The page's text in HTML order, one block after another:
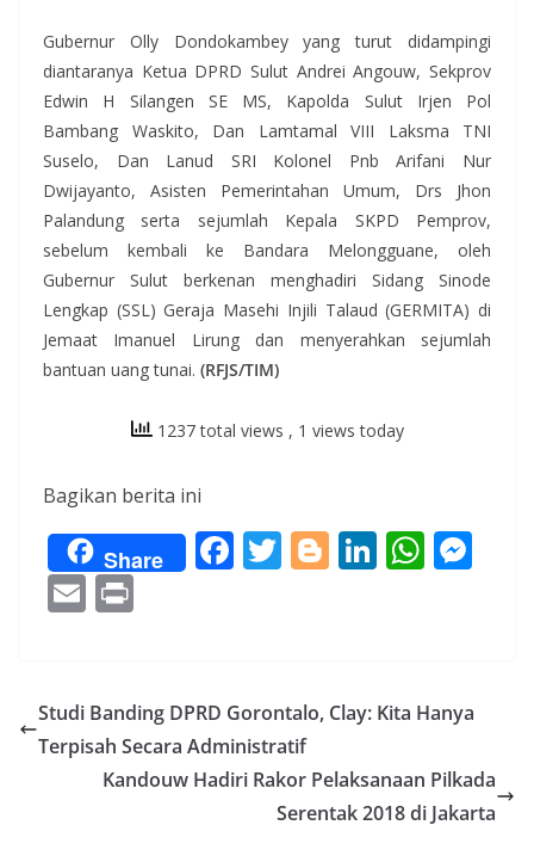
Gubernur Olly Dondokambey yang turut didampingi
diantaranya Ketua DPRD Sulut Andrei Angouw, Sekprov
Edwin H Silangen SE MS, Kapolda Sulut Irjen Pol
Bambang Waskito, Dan Lamtamal VIII Laksma TNI
Suselo, Dan Lanud SRI Kolonel Pnb Arifani Nur
Dwijayanto, Asisten Pemerintahan Umum, Drs Jhon
Palandung serta sejumlah Kepala SKPD Pemprov,
sebelum kembali ke Bandara Melongguane, oleh
Gubernur Sulut berkenan menghadiri Sidang Sinode
Lengkap (SSL) Geraja Masehi Injili Talaud (GERMITA) di
Jemaat Imanuel Lirung dan menyerahkan sejumlah
bantuan uang tunai. (RFJS/TIM)
1237 total views , 1 views today
Bagikan berita ini
Share F
o
o
k
T Bl
er
Li
dI
W
A
p
n
er
E
l
Studi Banding DPRD Gorontalo, Clay: Kita Hanya
Terpisah Secara Administratif
Kandouw Hadiri Rakor Pelaksanaan Pilkada
Serentak 2018 di Jakarta